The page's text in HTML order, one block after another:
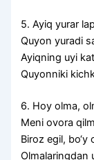
5. Ayiq yurar
Quyon yuradi
Ayiqning uyi
Quyonniki
6. Hoy olma,
Meni ovora
Biroz egil, bo‘y
Olmalaringdan